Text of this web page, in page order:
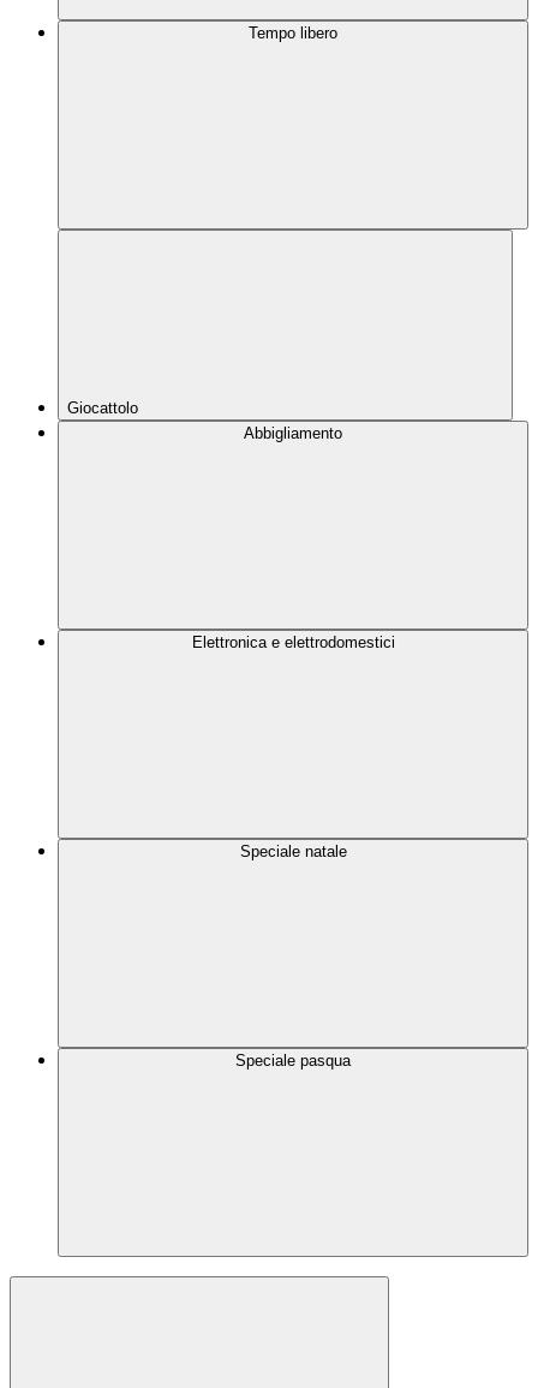
Tempo libero
Giocattolo
Abbigliamento
Elettronica e elettrodomestici
Speciale natale
Speciale pasqua